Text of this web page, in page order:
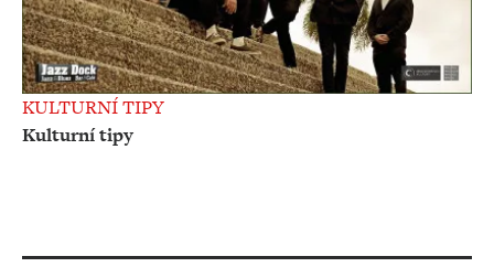
KULTURNÍ TIPY
Kulturní tipy